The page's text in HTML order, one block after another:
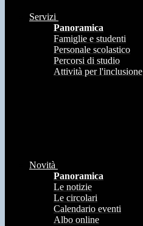
Servizi
Panoramica
Famiglie e studenti
Personale scolastico
Percorsi di studio
Attività per l'inclusione
Novità
Panoramica
Le notizie
Le circolari
Calendario eventi
Albo online